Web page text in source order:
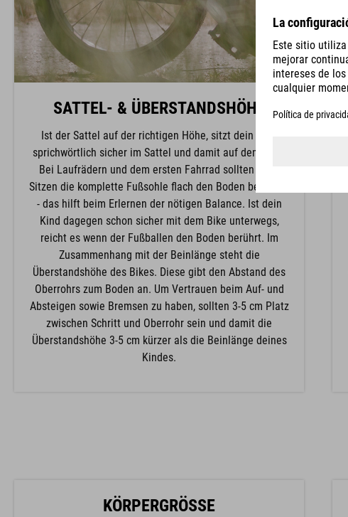
SATTEL- & ÜBERSTANDSHÖHE
Ist der Sattel auf der richtigen Höhe, sitzt dein Kind
sprichwörtlich sicher im Sattel und damit auf dem Bike.
Bei Laufrädern und dem ersten Fahrrad sollten beim
Sitzen die komplette Fußsohle flach den Boden berühren
- das hilft beim Erlernen der nötigen Balance. Ist dein
Kind dagegen schon sicher mit dem Bike unterwegs,
reicht es wenn der Fußballen den Boden berührt. Im
Zusammenhang mit der Beinlänge steht die
Überstandshöhe des Bikes. Diese gibt den Abstand des
Oberrohrs zum Boden an. Um Vertrauen beim Auf- und
Absteigen sowie Bremsen zu haben, sollten 3-5 cm Platz
zwischen Schritt und Oberrohr sein und damit die
Überstandshöhe 3-5 cm kürzer als die Beinlänge deines
Kindes.
KÖRPERGRÖSSE